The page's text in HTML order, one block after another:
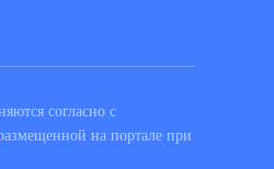
согласно с
на портале при